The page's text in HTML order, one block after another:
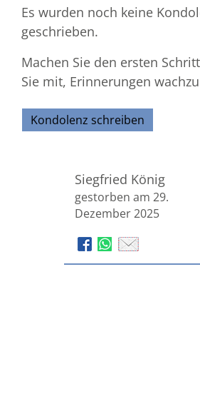
Es wurden noch keine
geschrieben.
Machen Sie den ersten
Sie mit, Erinnerungen
Kondolenz schreiben
Siegfried König
gestorben am 29.
Dezember 2025